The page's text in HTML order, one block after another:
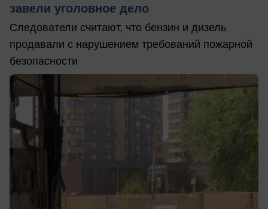
завели уголовное дело
Следователи считают, что бензин и дизель
продавали с нарушением требований пожарной
безопасности